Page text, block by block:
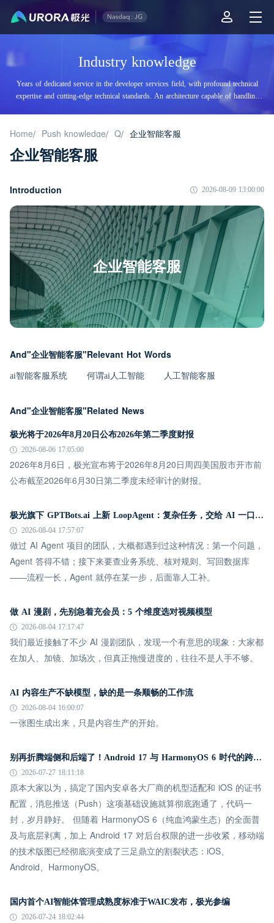
Industry knowledge
Years of dedicated service in the developer services field, with profound technical
expertise and cutting-edge technical standards. An architecture capable of handling
tens of billions of daily visits, supporting billions of high-concurrency accesses.
Home/ Push knowledge/ Q/ 企业智能客服
企业智能客服
Introduction 2026-08-09 13:00:00
企业智能客服
And"企业智能客服"Relevant Hot Words
ai智能客服系统 何谓ai人工智能 人工智能客服
And"企业智能客服"Related News
极光将于2026年8月20日公布2026年第二季度财报
2026-08-06 17:05:00
2026年8月6日，极光宣布将于2026年8月20日周四美国股市开市前
公布截至2026年6月30日第二季度未经审计的财报。
极光旗下 GPTBots.ai 上新 LoopAgent：复杂任务，交给 AI 一口气跑完
2026-08-04 17:57:07
做过 AI Agent 项目的团队，大概都遇到过这种情况：第一个问题，
Agent 答得不错；接下来要查业务系统、核对规则、写回数据库
——流程一长，Agent 就停在某一步，后面靠人工补。
做 AI 漫剧，先别急着充会员：5 个维度选对视频模型
2026-08-04 17:17:47
我们最近接触了不少 AI 漫剧团队，发现一个有意思的现象：大家都
在加人、加镜、加场次，但真正拖慢进度的，往往不是人手不够。
AI 内容生产不缺模型，缺的是一条顺畅的工作流
2026-08-04 16:00:07
一张图生成出来，只是内容生产的开始。
别再折腾端侧和后端了！Android 17 与 HarmonyOS 6 时代的跨平台推送指南
2026-07-27 18:11:18
原本大家以为，搞定了国内安卓各大厂商的机型适配和 iOS 的证书
配置，消息推送（Push）这项基础设施就算彻底跑通了，代码一
封，岁月静好。 但随着 HarmonyOS 6（纯血鸿蒙生态）的全面普
及与底层剥离，加上 Android 17 对后台权限的进一步收紧，移动端
的技术版图已经彻底演变成了三足鼎立的割裂状态：iOS、
Android、HarmonyOS。
国内首个AI智能体管理成熟度标准于WAIC发布，极光参编
2026-07-24 18:02:44